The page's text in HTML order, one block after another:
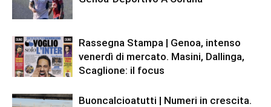
Rassegna Stampa | Genoa, intenso
venerdì di mercato. Masini, Dallinga,
Scaglione: il focus
Buoncalcioatutti | Numeri in crescita.